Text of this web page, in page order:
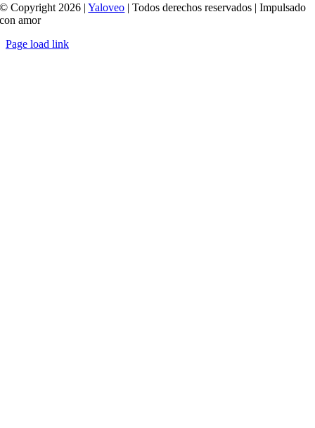
© Copyright 2026 |Yaloveo | Todos derechos reservados | Impulsado
con amor
Page load link